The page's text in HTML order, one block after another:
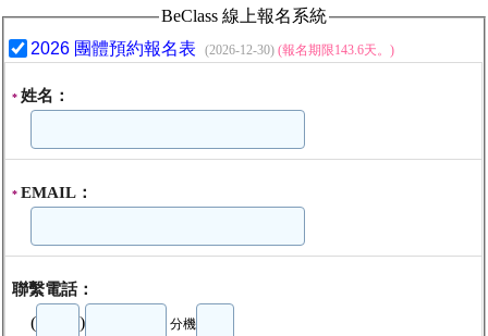
BeClass 線上報名系統
2026 團體預約報名表
(2026-12-30) (報名期限143.6天。)
*姓名：
* EMAIL：
聯繫電話：
( ) 分機